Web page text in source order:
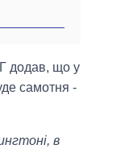
додав, що у
самотня -
в